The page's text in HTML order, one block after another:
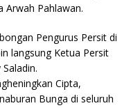
Arwah Pahlawan.
Pengurus Persit di
langsung Ketua Persit
Cipta,
Bunga di seluruh